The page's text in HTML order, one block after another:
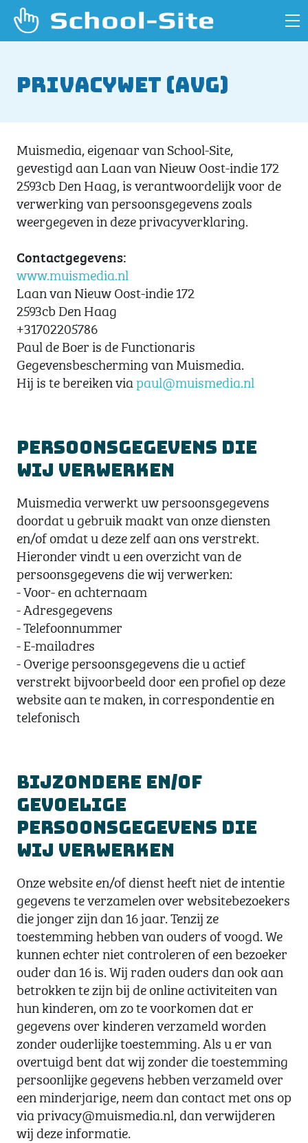
Privacywet (AVG)
Muismedia, eigenaar van School-Site,
gevestigd aan Laan van Nieuw Oost-indie 172
2593cb Den Haag, is verantwoordelijk voor de
verwerking van persoonsgegevens zoals
weergegeven in deze privacyverklaring.
Contactgegevens:
www.muismedia.nl
Laan van Nieuw Oost-indie 172
2593cb Den Haag
+31702205786
Paul de Boer is de Functionaris
Gegevensbescherming van Muismedia.
Hij is te bereiken viapaul@muismedia.nl
Persoonsgegevens die
wij verwerken
Muismedia verwerkt uw persoonsgegevens
doordat u gebruik maakt van onze diensten
en/of omdat u deze zelf aan ons verstrekt.
Hieronder vindt u een overzicht van de
persoonsgegevens die wij verwerken:
- Voor- en achternaam
- Adresgegevens
- Telefoonnummer
- E-mailadres
- Overige persoonsgegevens die u actief
verstrekt bijvoorbeeld door een profiel op deze
website aan te maken, in correspondentie en
telefonisch
Bijzondere en/of
gevoelige
persoonsgegevens die
wij verwerken
Onze website en/of dienst heeft niet de intentie
gegevens te verzamelen over websitebezoekers
die jonger zijn dan 16 jaar. Tenzij ze
toestemming hebben van ouders of voogd. We
kunnen echter niet controleren of een bezoeker
ouder dan 16 is. Wij raden ouders dan ook aan
betrokken te zijn bij de online activiteiten van
hun kinderen, om zo te voorkomen dat er
gegevens over kinderen verzameld worden
zonder ouderlijke toestemming. Als u er van
overtuigd bent dat wij zonder die toestemming
persoonlijke gegevens hebben verzameld over
een minderjarige, neem dan contact met ons op
via privacy@muismedia.nl, dan verwijderen
wij deze informatie.